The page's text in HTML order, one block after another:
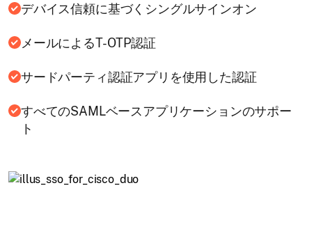
デバイス信頼に基づくシングルサインオン
メールによるT-OTP認証
サードパーティ認証アプリを使用した認証
すべてのSAMLベースアプリケーションのサポー
ト